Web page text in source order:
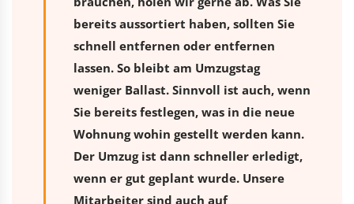
bereits aussortiert haben, sollten Sie
schnell entfernen oder entfernen
lassen. So bleibt am Umzugstag
weniger Ballast. Sinnvoll ist auch, wenn
Sie bereits festlegen, was in die neue
Wohnung wohin gestellt werden kann.
Der Umzug ist dann schneller erledigt,
wenn er gut geplant wurde. Unsere
Mitarbeiter sind auch auf